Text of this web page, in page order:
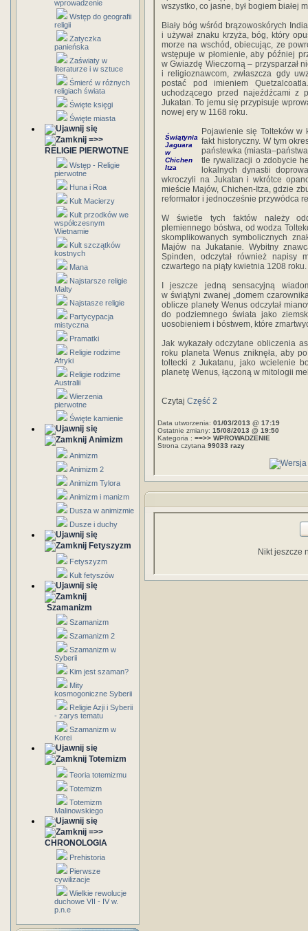
wprowadzenie
Wstęp do geografii
religii
Zatyczka
panieńska
Zaświaty w
literaturze i w sztuce
Śmierć w różnych
religiach świata
Święte księgi
Święte miasta
=>>
RELIGIE PIERWOTNE
Wstęp - Religie
pierwotne
Huna i Roa
Kult Macierzy
Kult przodków we
współczesnym
Wietnamie
Kult szczątków
kostnych
Mana
Najstarsze religie
Malty
Najstasze religie
Partycypacja
mistyczna
Pramatki
Religie rodzime
Afryki
Religie rodzime
Australii
Wierzenia
pierwotne
Święte kamienie
Animizm
Animizm
Animizm 2
Animizm Tylora
Animizm i manizm
Dusza w animizmie
Dusze i duchy
Fetyszyzm
Fetyszyzm
Kult fetyszów
Szamanizm
Szamanizm
Szamanizm 2
Szamanizm w
Syberii
Kim jest szaman?
Mity
kosmogoniczne Syberii
Religie Azji i Syberii
- zarys tematu
Szamanizm w
Korei
Totemizm
Teoria totemizmu
Totemizm
Totemizm
Malinowskiego
=>>
CHRONOLOGIA
Prehistoria
Pierwsze
cywilizacje
Wielkie rewolucje
duchowe VII - IV w.
p.n.e
wszystko, co jasne, był bogiem białej
Biały bóg wśród brązowoskórych
i używał znaku krzyża, bóg, który
morze na wschód, obiecując, ze
wstępuje w płomienie, aby później
w Gwiazdę Wieczorną – przysparzał
i religioznawcom, zwłaszcza gdy
postać pod imieniem
uchodzącego przed najeźdźcami z
Jukatan. To jemu się przypisuje
nowej ery w 1168 roku.
Świątynia
Jaguara
w
Chichen
Itza
Pojawienie się Tolteków
fakt historyczny. W tym
państewka
tle rywalizacji o zdobycie
lokalnych dynastii
wkroczyli na Jukatan i wkrótce
mieście Majów, Chichen-Itza, gdzie
reformator i jednocześnie przywódca
W świetle tych faktów należy
plemiennego bóstwa, od wodza
skomplikowanych symbolicznych
Majów na Jukatanie.Wybitny
Spinden, odczytał również napisy
czwartego na piąty kwietnia 1208 roku.
I jeszcze jedną sensacyjną
w świątyni zwanej „domem
oblicze planety Wenus odczytał
do podziemnego świata jako
uosobieniem i bóstwem, które
Jak wykazały odczytane obliczenia
roku planeta Wenus zniknęła, aby
toltecki z Jukatanu, jako wcielenie
planetę Wenus, łączoną w mitologii
Czytaj Część 2
Data utworzenia: 01/03/2013 @ 17:19
Ostatnie zmiany: 15/08/2013 @ 19:50
Kategoria : ==>> WPROWADZENIE
Strona czytana 99033 razy
Nikt jeszcze